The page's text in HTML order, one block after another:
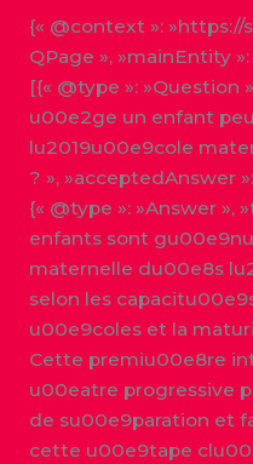
{« @context »: »https://
QPage », »mainEntity »:
[{« @type »: »Question
u00e2ge un enfant
lu2019u00e9cole
? », »acceptedAnswer »:
{« @type »: »Answer »,
enfants sont
maternelle du00e8s
selon les
u00e9coles et la
Cette premiu00e8re
u00eatre progressive
de su00e9paration et
cette u00e9tape